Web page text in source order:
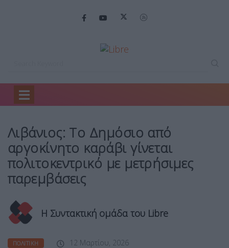
Home
Λιβάνιος: Το Δημόσιο από
αργοκίνητο καράβι γίνεται
πολιτοκεντρικό με μετρήσιμες
παρεμβάσεις
Η Συντακτική ομάδα του Libre
ΠΟΛΙΤΙΚΉ 12 Μαρτίου, 2026